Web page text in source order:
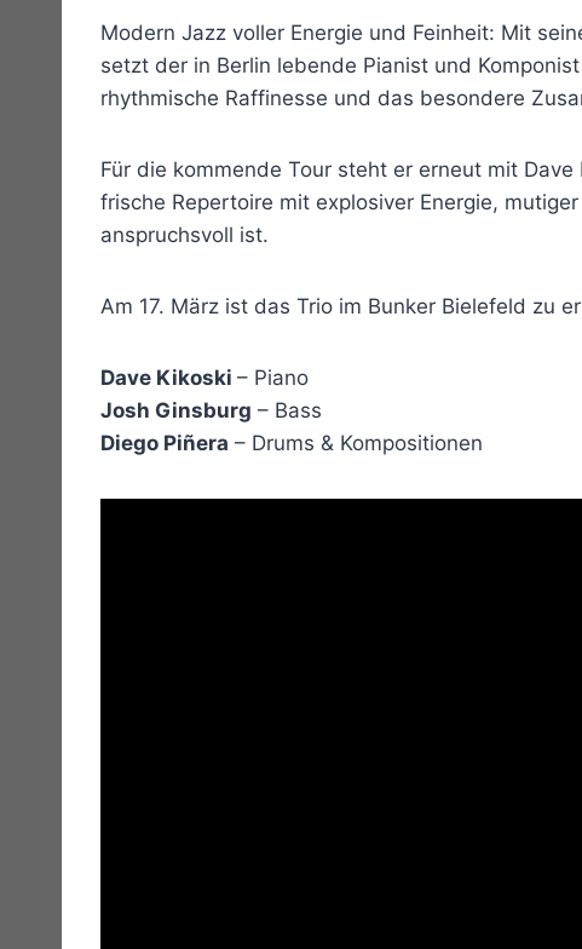
Modern Jazz voller Energie und Feinheit: Mit
setzt der in Berlin lebende Pianist und
rhythmische Raffinesse und das besondere
Für die kommende Tour steht er erneut mit
frische Repertoire mit explosiver Energie,
anspruchsvoll ist.
Am 17. März ist das Trio im Bunker Bielefeld zu
Dave Kikoski – Piano
Josh Ginsburg – Bass
Diego Piñera – Drums & Kompositionen